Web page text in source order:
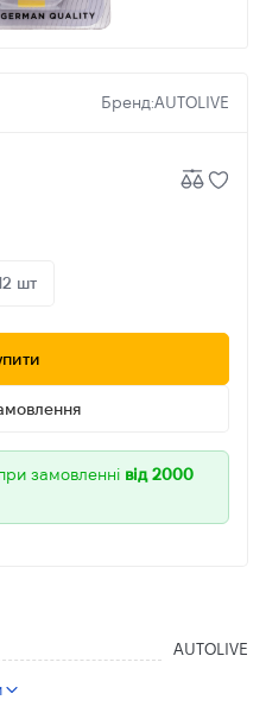
Бренд:AUTOLIVE
шт
замовленні від 2000
AUTOLIVE